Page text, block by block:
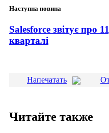
Наступна новина
Salesforce звітує про
кварталі
Напечатать
Читайте также